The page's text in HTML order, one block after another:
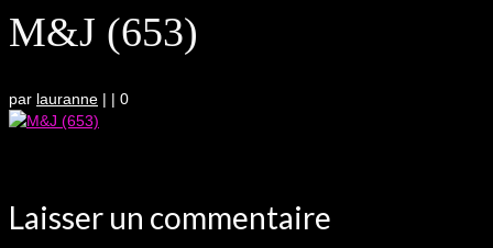
M&J (653)
par lauranne | | 0
Laisser un commentaire